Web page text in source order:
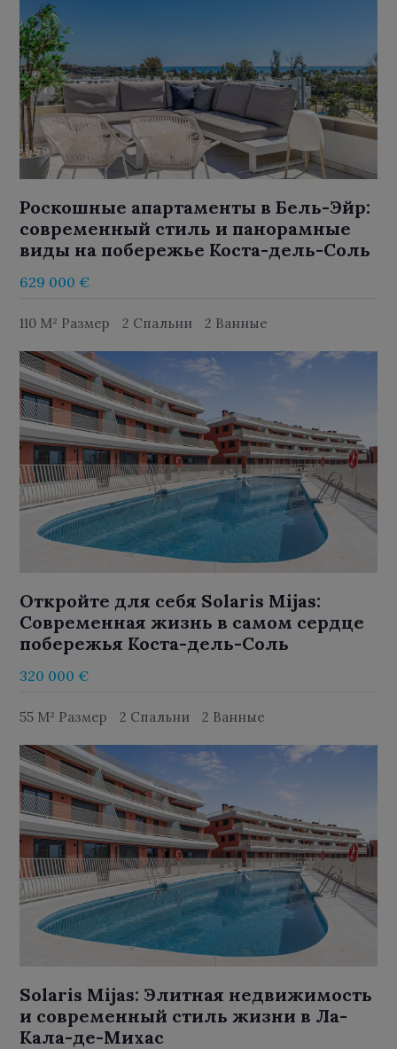
Роскошные апартаменты в Бель-Эйр:
современный стиль и панорамные
виды на побережье Коста-дель-Соль
629 000 €
110 M² Размер 2 Спальни 2 Ванные
Откройте для себя Solaris Mijas:
Современная жизнь в самом сердце
побережья Коста-дель-Соль
320 000 €
55 M² Размер 2 Спальни 2 Ванные
Solaris Mijas: Элитная недвижимость
и современный стиль жизни в Ла-
Кала-де-Михас